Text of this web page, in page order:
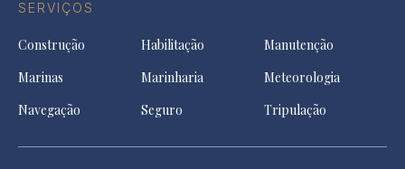
SERVIÇOS
Construção Habilitação
Manutenção
Marinas
Marinharia
Meteorologia
Navegação
Seguro Tripulação